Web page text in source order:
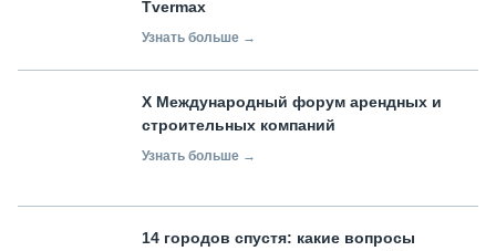
Tvermax
Узнать больше →
X Международный форум арендных и
строительных компаний
Узнать больше →
14 городов спустя: какие вопросы